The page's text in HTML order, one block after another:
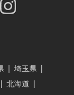
埼玉県
北海道